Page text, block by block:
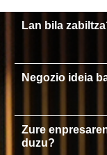
Lan bila
Negozio ideia
Zure
duzu?